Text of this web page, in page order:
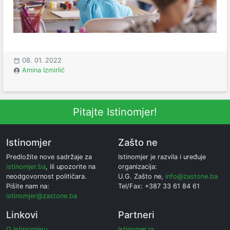
08. 01. 2022
Amina Izmirlić
Pitajte Istinomjer!
Istinomjer
Predložite nove sadržaje za
istinomjer.ba, ili upozorite na
neodgovornost političara.
Pišite nam na:
istinomjer@zastone.ba
Zašto ne
Istinomjer je razvila i uređuje
organizacija:
U.G. Zašto ne, info@zastone.ba
Tel/Fax: +387 33 61 84 61
Linkovi Partneri